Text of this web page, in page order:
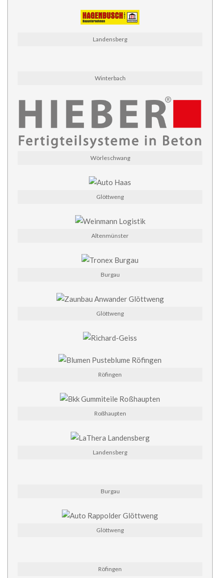
Landensberg
Winterbach
Wörleschwang
Glöttweng
Altenmünster
Burgau
Glöttweng
Röfingen
Roßhaupten
Landensberg
Burgau
Glöttweng
Röfingen